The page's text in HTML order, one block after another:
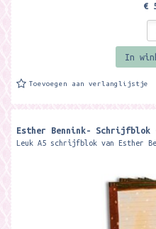
€
In
Toevoegen aan verlanglijstje
Esther Bennink- Schrijfblok
Leuk A5 schrijfblok van Esther